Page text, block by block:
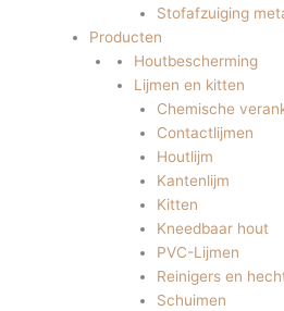
Stofafzuiging
Producten
Houtbescherming
Lijmen en kitten
Chemische
Contactlijmen
Houtlijm
Kantenlijm
Kitten
Kneedbaar hout
PVC-Lijmen
Reinigers en
Schuimen